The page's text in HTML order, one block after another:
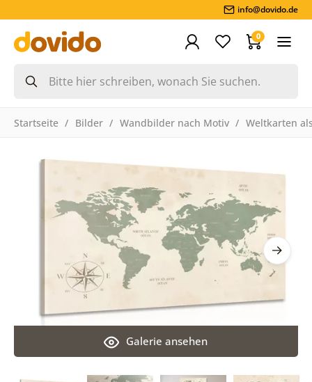
info@dovido.de
0
Startseite Bilder Wandbilder nach Motiv Weltkarten
Galerie ansehen